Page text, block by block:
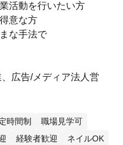
活動を行いたい方
意な方
な手法で
広告/メディア法人営
時間制
職場見学可
経験者歓迎
ネイルOK